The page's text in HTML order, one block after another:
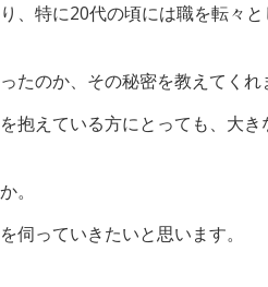
、特に20代の頃には職を転々
のか、その秘密を教えてくれ
抱えている方にとっても、大
。
っていきたいと思います。